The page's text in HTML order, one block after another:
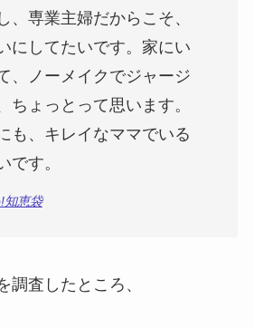
、専業主婦だからこそ、
にしてたいです。家にい
、ノーメイクでジャージ
ちょっとって思います。
も、キレイなママでいる
です。
知恵袋
調査したところ、